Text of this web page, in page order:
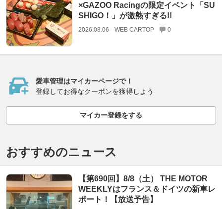
×GAZOO Racingの限定イベント「SU
SHIGO！」が激熱すぎる!!
2026.08.06 WEB CARTOP 0
愛車管理はマイカーページで！
登録してお得なクーポンを獲得しよう
マイカー登録をする
おすすめのニュース
【第690回】8/8（土） THE MOTOR
WEEKLYはフランス＆ドイツの新車レ
ポート！【放送予告】